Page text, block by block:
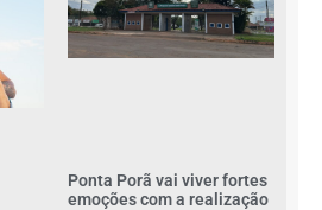
Ponta Porã vai viver fortes
emoções com a realização